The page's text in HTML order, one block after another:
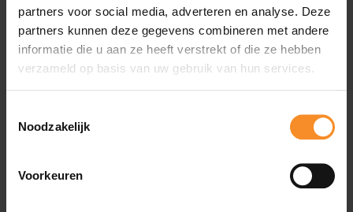
partners voor social media, adverteren en analyse. Deze
partners kunnen deze gegevens combineren met andere
informatie die u aan ze heeft verstrekt of die ze hebben
verzameld op basis van uw gebruik van hun services.
Noodzakelijk
Voorkeuren